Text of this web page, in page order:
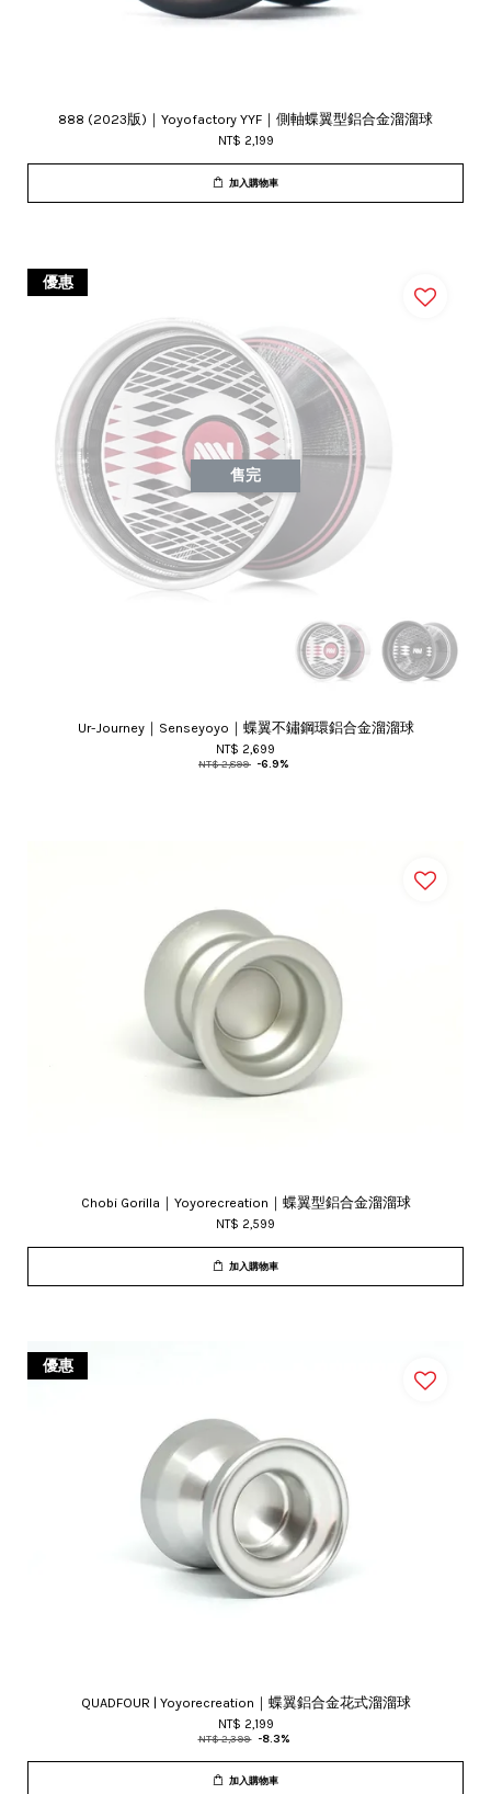
888 (2023版)｜Yoyofactory YYF｜側軸蝶翼型鋁合金溜溜球
NT$ 2,199
加入購物車
優惠
售完
Ur-Journey｜Senseyoyo｜蝶翼不鏽鋼環鋁合金溜溜球
NT$ 2,699
NT$ 2,899 -6.9%
Chobi Gorilla｜Yoyorecreation｜蝶翼型鋁合金溜溜球
NT$ 2,599
加入購物車
優惠
QUADFOUR | Yoyorecreation｜蝶翼鋁合金花式溜溜球
NT$ 2,199
NT$ 2,399 -8.3%
加入購物車